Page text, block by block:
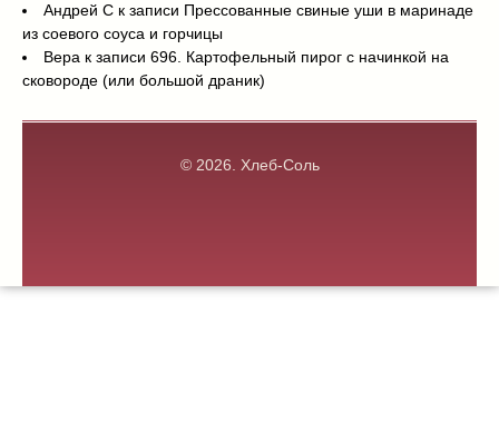
Андрей С к записи Прессованные свиные уши в маринаде
из соевого соуса и горчицы
Вера к записи 696. Картофельный пирог с начинкой на
сковороде (или большой драник)
© 2026. Хлеб-Соль